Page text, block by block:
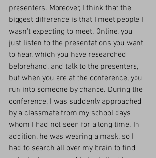
presenters. Moreover, I think that the
biggest difference is that I meet people I
wasn't expecting to meet. Online, you
just listen to the presentations you want
to hear, which you have researched
beforehand, and talk to the presenters,
but when you are at the conference, you
run into someone by chance. During the
conference, I was suddenly approached
by a classmate from my school days
whom I had not seen for a long time. In
addition, he was wearing a mask, so I
had to search all over my brain to find